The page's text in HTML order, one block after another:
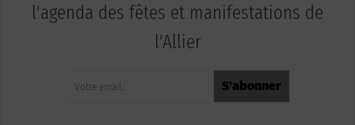
l'agenda des fêtes et manifestations de
l'Allier